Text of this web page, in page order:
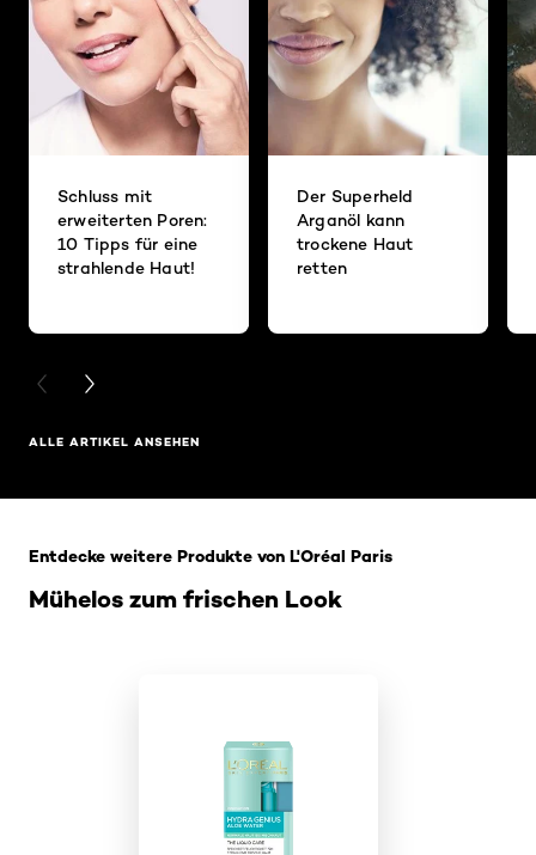
Schluss mit
erweiterten Poren:
10 Tipps für eine
strahlende Haut!
Der Superheld
Arganöl kann
trockene Haut
retten
PREVIOUS CARD
NEXT CARD
ALLE ARTIKEL ANSEHEN
Mühelos zum frischen Look
Entdecke weitere Produkte von L'Oréal Paris